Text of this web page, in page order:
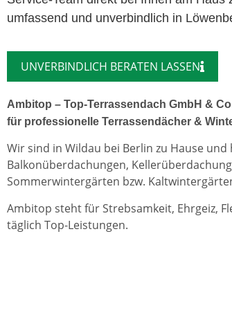
umfassend und unverbindlich in
UNVERBINDLICH BERATEN LASSEN
Ambitop – Top-Terrassendach GmbH &
für professionelle Terrassendächer &
Wir sind in Wildau bei Berlin zu Hause
Balkonüberdachungen,
Sommerwintergärten bzw.
Ambitop steht für Strebsamkeit, Ehrgeiz,
täglich Top-Leistungen.